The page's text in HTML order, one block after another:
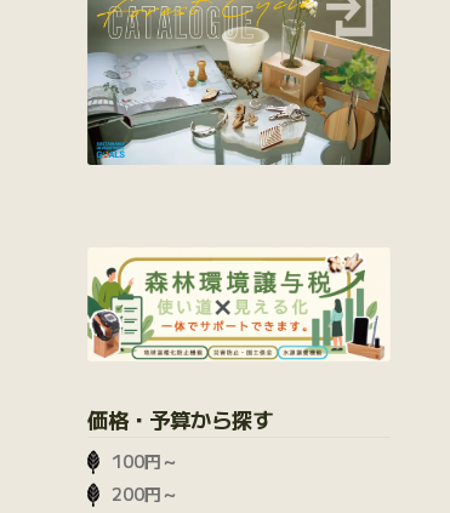
価格・予算から探す
100円～
200円～